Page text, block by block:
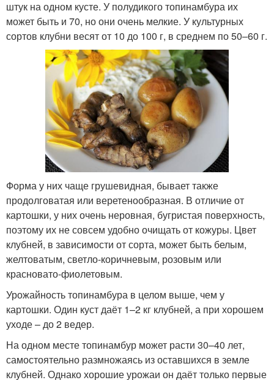
штук на одном кусте. У полудикого топинамбура их
может быть и 70, но они очень мелкие. У культурных
сортов клубни весят от 10 до 100 г, в среднем по 50–60 г.
Форма у них чаще грушевидная, бывает также
продолговатая или веретенообразная. В отличие от
картошки, у них очень неровная, бугристая поверхность,
поэтому их не совсем удобно очищать от кожуры. Цвет
клубней, в зависимости от сорта, может быть белым,
желтоватым, светло-коричневым, розовым или
красновато-фиолетовым.
Урожайность топинамбура в целом выше, чем у
картошки. Один куст даёт 1–2 кг клубней, а при хорошем
уходе – до 2 ведер.
На одном месте топинамбур может расти 30–40 лет,
самостоятельно размножаясь из оставшихся в земле
клубней. Однако хорошие урожаи он даёт только первые